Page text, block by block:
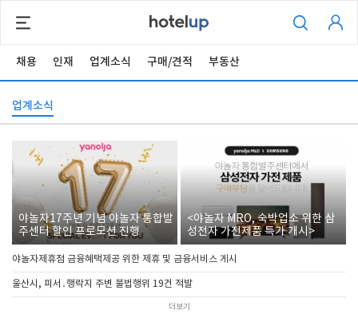
채용 인재 업계소식 구매/견적 부동산
업계소식
야놀자17주년 기념 야놀자 통합발
주센터 할인 프로모션 진행
<야놀자 MRO, 숙박업소 위한 삼
성전자 가전제품 특가 개시>
야놀자제휴점 금융혜택제공 위한 제휴 및 금융서비스 게시
울산시, 피서․행락지 주변 불법행위 19건 적발
더보기